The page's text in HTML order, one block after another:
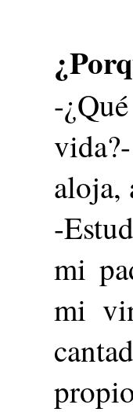
-
aloja,
-
mi
mi